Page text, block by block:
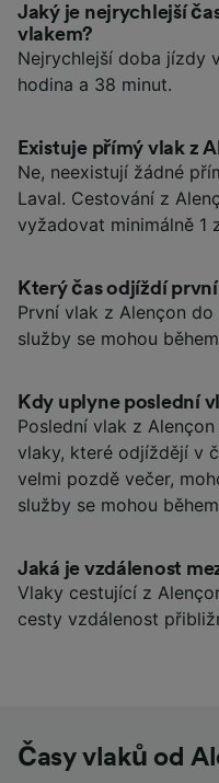
Jaký je nejrychlejší
vlakem?
Nejrychlejší doba jízdy
hodina a 38 minut.
Existuje přímý vlak z
Ne, neexistují žádné
Laval. Cestování z
vyžadovat minimálně 1
Který čas odjíždí
První vlak z Alençon
služby se mohou
Kdy uplyne poslední
Poslední vlak z
vlaky, které odjíždějí v
velmi pozdě večer,
služby se mohou
Jaká je vzdálenost
Vlaky cestující z
cesty vzdálenost
Časy vlaků od